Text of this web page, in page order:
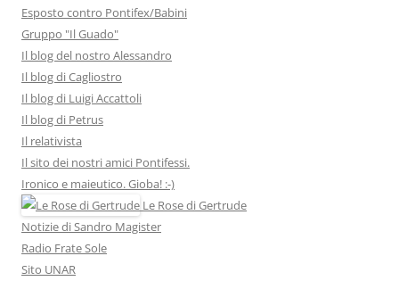
Esposto contro Pontifex/Babini
Gruppo "Il Guado"
Il blog del nostro Alessandro
Il blog di Cagliostro
Il blog di Luigi Accattoli
Il blog di Petrus
Il relativista
Il sito dei nostri amici Pontifessi.
Ironico e maieutico. Gioba! :-)
Le Rose di Gertrude
Notizie di Sandro Magister
Radio Frate Sole
Sito UNAR